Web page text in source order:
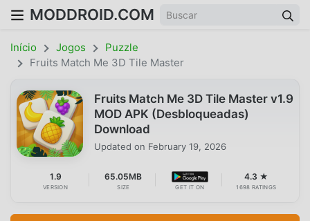
MODDROID.COM
Início Jogos
Puzzle
Fruits Match Me 3D Tile Master
Fruits Match Me 3D Tile Master v1.9
MOD APK (Desbloqueadas)
Download
Updated on February 19, 2026
1.9
VERSION
65.05MB
SIZE GET IT ON
4.3 ★
1698 RATINGS